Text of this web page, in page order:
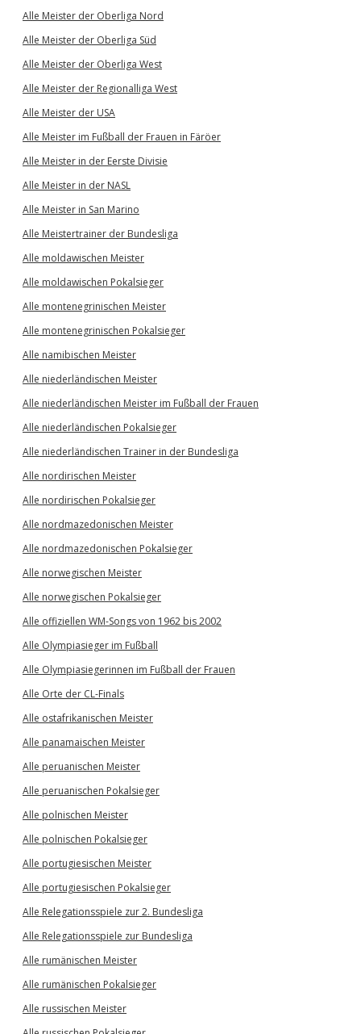
Alle Meister der Oberliga Nord
Alle Meister der Oberliga Süd
Alle Meister der Oberliga West
Alle Meister der Regionalliga West
Alle Meister der USA
Alle Meister im Fußball der Frauen in Färöer
Alle Meister in der Eerste Divisie
Alle Meister in der NASL
Alle Meister in San Marino
Alle Meistertrainer der Bundesliga
Alle moldawischen Meister
Alle moldawischen Pokalsieger
Alle montenegrinischen Meister
Alle montenegrinischen Pokalsieger
Alle namibischen Meister
Alle niederländischen Meister
Alle niederländischen Meister im Fußball der Frauen
Alle niederländischen Pokalsieger
Alle niederländischen Trainer in der Bundesliga
Alle nordirischen Meister
Alle nordirischen Pokalsieger
Alle nordmazedonischen Meister
Alle nordmazedonischen Pokalsieger
Alle norwegischen Meister
Alle norwegischen Pokalsieger
Alle offiziellen WM-Songs von 1962 bis 2002
Alle Olympiasieger im Fußball
Alle Olympiasiegerinnen im Fußball der Frauen
Alle Orte der CL-Finals
Alle ostafrikanischen Meister
Alle panamaischen Meister
Alle peruanischen Meister
Alle peruanischen Pokalsieger
Alle polnischen Meister
Alle polnischen Pokalsieger
Alle portugiesischen Meister
Alle portugiesischen Pokalsieger
Alle Relegationsspiele zur 2. Bundesliga
Alle Relegationsspiele zur Bundesliga
Alle rumänischen Meister
Alle rumänischen Pokalsieger
Alle russischen Meister